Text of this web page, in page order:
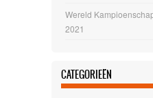
Wereld
2021
CATEGORIEËN